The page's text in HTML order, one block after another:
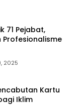
71 Pejabat,
Profesionalisme
2025
Kartu
Iklim